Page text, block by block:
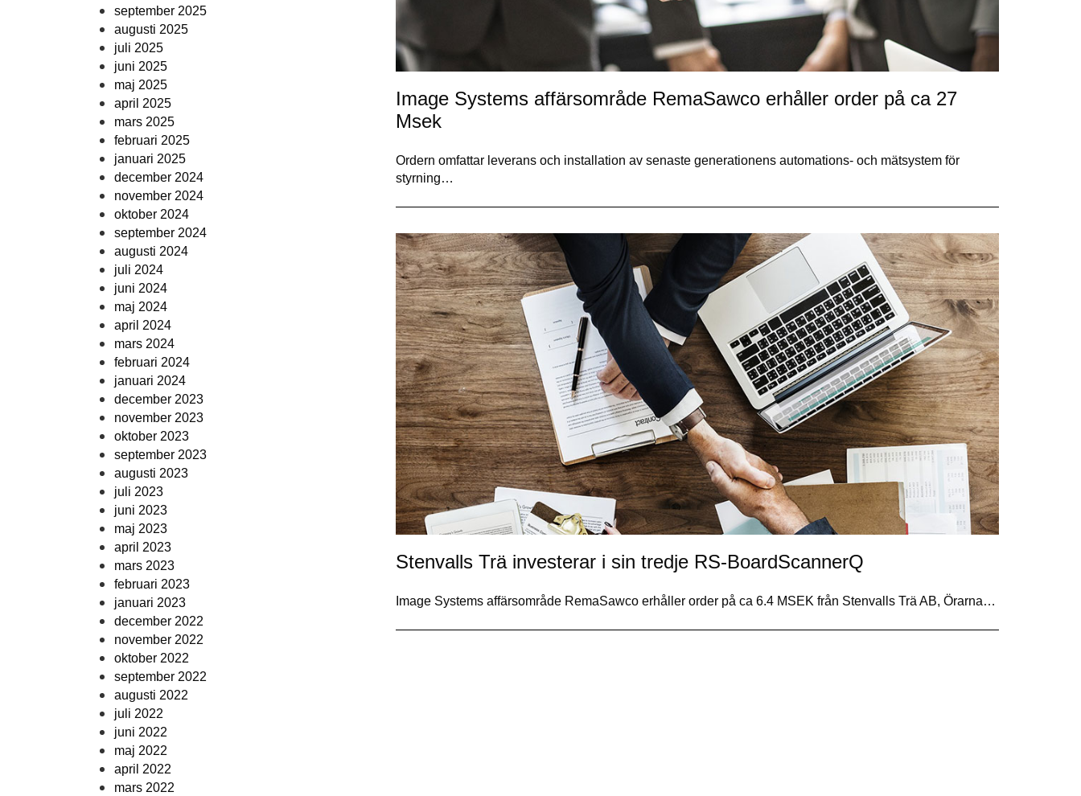
september 2025
augusti 2025
juli 2025
juni 2025
maj 2025
april 2025
mars 2025
februari 2025
januari 2025
december 2024
november 2024
oktober 2024
september 2024
augusti 2024
juli 2024
juni 2024
maj 2024
april 2024
mars 2024
februari 2024
januari 2024
december 2023
november 2023
oktober 2023
september 2023
augusti 2023
juli 2023
juni 2023
maj 2023
april 2023
mars 2023
februari 2023
januari 2023
december 2022
november 2022
oktober 2022
september 2022
augusti 2022
juli 2022
juni 2022
maj 2022
april 2022
mars 2022
Image Systems affärsområde RemaSawco erhåller order på ca 27
Msek
Ordern omfattar leverans och installation av senaste generationens automations- och mätsystem för
styrning…
Stenvalls Trä investerar i sin tredje RS-BoardScannerQ
Image Systems affärsområde RemaSawco erhåller order på ca 6.4 MSEK från Stenvalls Trä AB, Örarna…